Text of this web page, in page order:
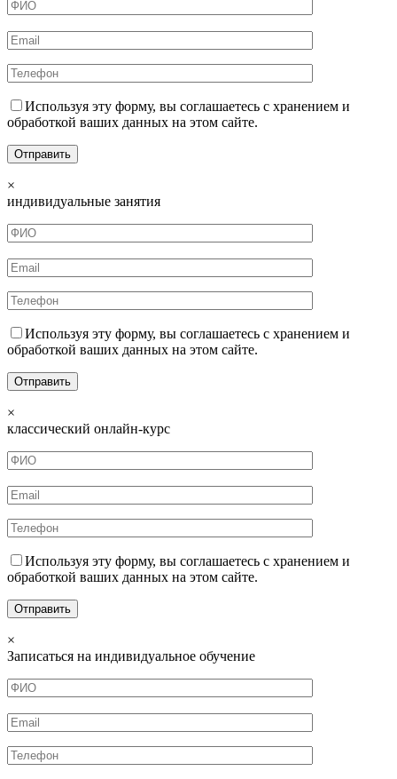
Используя эту форму, вы соглашаетесь с хранением и
обработкой ваших данных на этом сайте.
×
индивидуальные занятия
Используя эту форму, вы соглашаетесь с хранением и
обработкой ваших данных на этом сайте.
×
классический онлайн-курс
Используя эту форму, вы соглашаетесь с хранением и
обработкой ваших данных на этом сайте.
×
Записаться на индивидуальное обучение